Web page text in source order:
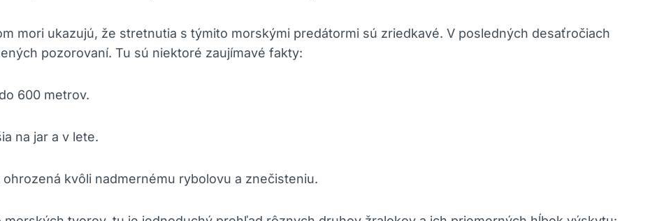
mori ukazujú, že stretnutia s týmito morskými predátormi sú zriedkavé. V posledných desaťročiach
pozorovaní. Tu sú niektoré zaujímavé fakty:
600 metrov.
na jar a v lete.
kvôli nadmernému rybolovu a znečisteniu.